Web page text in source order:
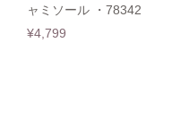
ャミソール ・78342
¥4,799